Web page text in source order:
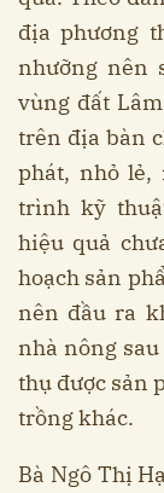
địa phương
nhưỡng nên
vùng đất
trên địa bàn
phát, nhỏ lẻ,
trình kỹ
hiệu quả
hoạch sản
nên đầu ra
nhà nông
thụ được sản
trồng khác.
Bà Ngô Thị